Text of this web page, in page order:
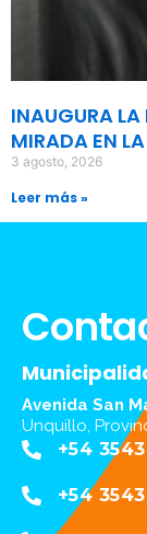
INAUGURA LA
MIRADA EN
3 agosto, 2026
Leer más »
Avenida San
Unquillo,
+54
+54